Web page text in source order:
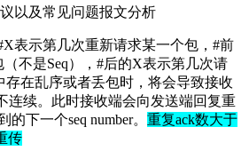
表示第几次重新请求某一个包，#前
不是Seq），#后的X表示第几次请
存在乱序或者丢包时，将会导致接收
连续。此时接收端会向发送端回复重
下一个seq number。 重复ack数大于
传